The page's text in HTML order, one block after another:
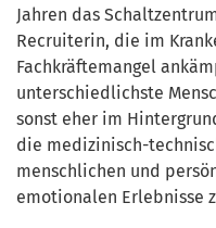
Jahren das
Recruiterin, die im
Fachkräftemangel
unterschiedlichste
sonst eher im
die medizinisch-
menschlichen und
emotionalen Erlebnisse